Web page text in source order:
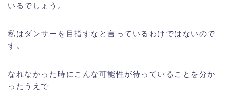
いるでしょう。
私はダンサーを目指すなと言っているわけではないので
す。
なれなかった時にこんな可能性が待っていることを分か
ったうえで